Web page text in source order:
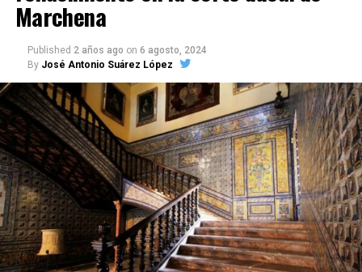
Marchena
Published 2 años ago on 6 agosto, 2024
By José Antonio Suárez López